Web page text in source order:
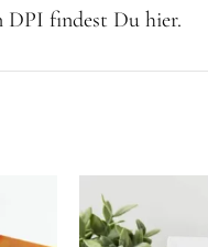
findest Du hier.